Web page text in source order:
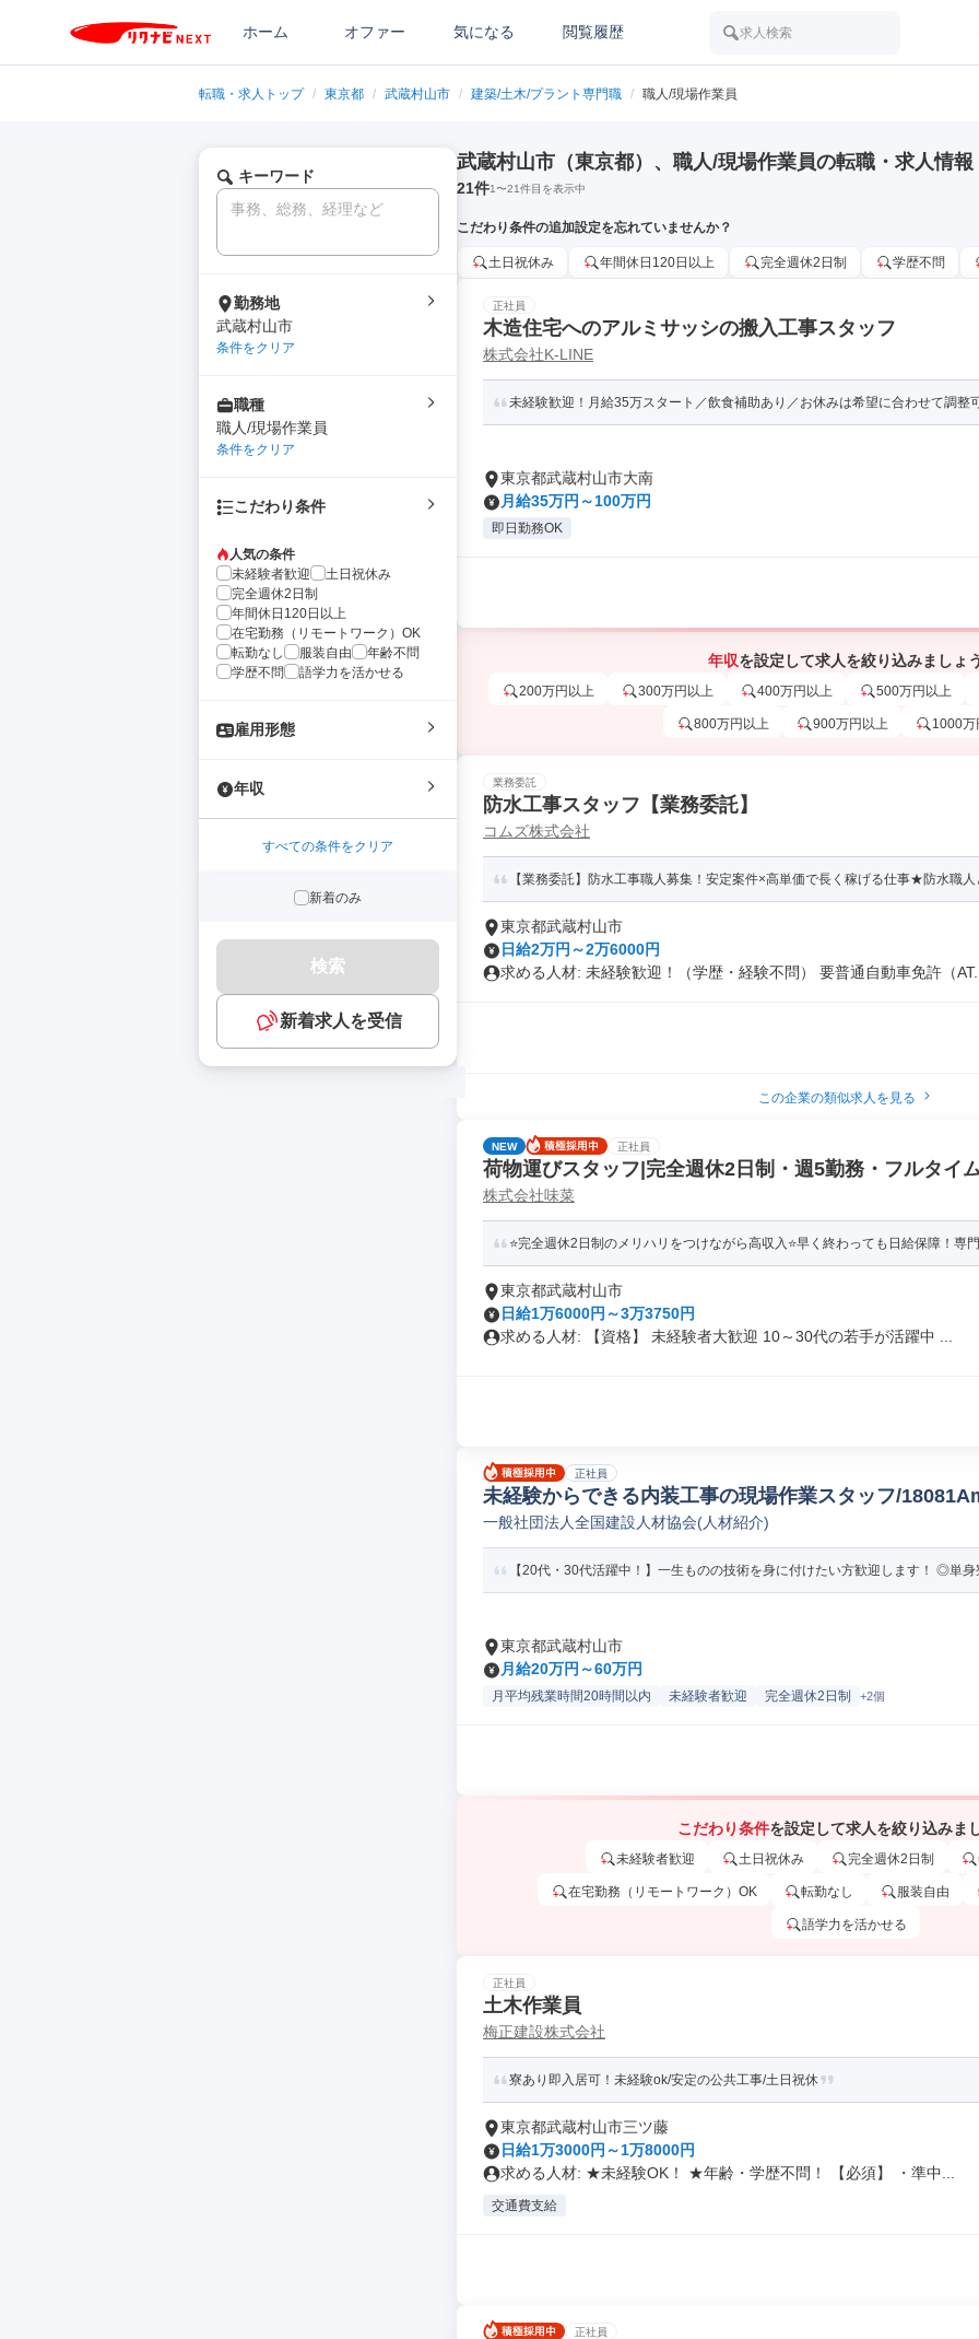
ホーム オファー 気になる 閲覧履歴 求人検索
転職・求人トップ / 東京都 / 武蔵村山市 / 建築/土木/プラント専門職 / 職人/現場作業員
キーワード
勤務地
武蔵村山市
条件をクリア
職種
職人/現場作業員
条件をクリア
こだわり条件
人気の条件
未経験者歓迎
土日祝休み
完全週休2日制
年間休日120日以上
在宅勤務（リモートワーク）OK
転勤なし
服装自由
年齢不問
学歴不問
語学力を活かせる
雇用形態
年収
すべての条件をクリア
新着のみ
検索
新着求人を受信
武蔵村山市（東京都）、職人/現場作業員の転職・求人情報
21件1〜21件目を表示中
こだわり条件の追加設定を忘れていませんか？
土日祝休み 年間休日120日以上 完全週休2日制 学歴不問
正社員
木造住宅へのアルミサッシの搬入工事スタッフ
株式会社K-LINE
未経験歓迎！月給35万スタート／飲食補助あり／お休みは希望に合わせて調整
東京都武蔵村山市大南
月給35万円～100万円
即日勤務OK
年収を設定して求人を絞り込みましょ
200万円以上 300万円以上 400万円以上 500万円以上
800万円以上 900万円以上 1000万
業務委託
防水工事スタッフ【業務委託】
コムズ株式会社
【業務委託】防水工事職人募集！安定案件×高単価で長く稼げる仕事★防水職
東京都武蔵村山市
日給2万円～2万6000円
求める人材: 未経験歓迎！（学歴・経験不問） 要普通自動車免許（
この企業の類似求人を見る
NEW 正社員
荷物運びスタッフ|完全週休2日制・週5勤務・フルタイ
株式会社味菜
⭐️完全週休2日制のメリハリをつけながら高収入⭐️早く終わっても日給保障！専
東京都武蔵村山市
日給1万6000円～3万3750円
求める人材: 【資格】 未経験者大歓迎 10～30代の若手が活躍中 ...
正社員
未経験からできる内装工事の現場作業スタッフ/
一般社団法人全国建設人材協会(人材紹介)
【20代・30代活躍中！】一生ものの技術を身に付けたい方歓迎します！ ◎単
東京都武蔵村山市
月給20万円～60万円
月平均残業時間20時間以内 未経験者歓迎 完全週休2日制 +2個
こだわり条件を設定して求人を絞り込みま
未経験者歓迎 土日祝休み 完全週休2日制
在宅勤務（リモートワーク）OK 転勤なし 服装自由
語学力を活かせる
正社員
土木作業員
梅正建設株式会社
寮あり即入居可！未経験ok/安定の公共工事/土日祝休
東京都武蔵村山市三ツ藤
日給1万3000円～1万8000円
求める人材: ★未経験OK！ ★年齢・学歴不問！ 【必須】 ・準中...
交通費支給
正社員